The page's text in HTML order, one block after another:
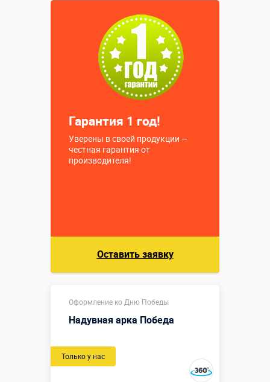
Гарантия 1 год!
Уверены в своей продукции —
честная гарантия от
производителя!
Оставить заявку
Оформление ко Дню Победы
Надувная арка Победа
Только у нас